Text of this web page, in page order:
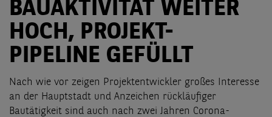
BAUAKTIVITÄT WEITER
HOCH, PROJEKT-
PIPELINE GEFÜLLT
Nach wie vor zeigen Projektentwickler großes Interesse
an der Hauptstadt und Anzeichen rückläufiger
Bautätigkeit sind auch nach zwei Jahren Corona-